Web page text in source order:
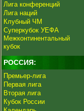
Лига конференций
Лига наций
Клубный ЧМ
Суперкубок УЕФА
Межконтинентальный
кубок
РОССИЯ:
Премьер-лига
Первая лига
Вторая лига
Кубок России